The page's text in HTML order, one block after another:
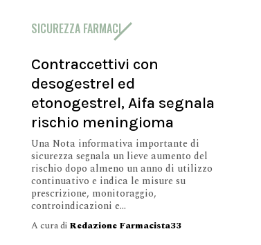
SICUREZZA FARMACI
Contraccettivi con
desogestrel ed
etonogestrel, Aifa segnala
rischio meningioma
Una Nota informativa importante di
sicurezza segnala un lieve aumento del
rischio dopo almeno un anno di utilizzo
continuativo e indica le misure su
prescrizione, monitoraggio,
controindicazioni e...
A cura di Redazione Farmacista33